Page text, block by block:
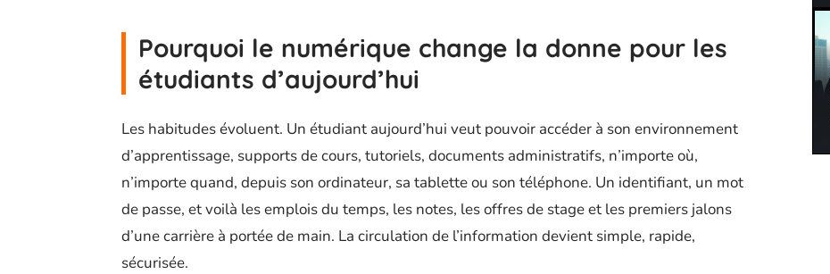
Pourquoi le numérique change la donne pour les
étudiants d’aujourd’hui
Les habitudes évoluent. Un étudiant aujourd’hui veut pouvoir accéder à son environnement
d’apprentissage, supports de cours, tutoriels, documents administratifs, n’importe où,
n’importe quand, depuis son ordinateur, sa tablette ou son téléphone. Un identifiant, un mot
de passe, et voilà les emplois du temps, les notes, les offres de stage et les premiers jalons
d’une carrière à portée de main. La circulation de l’information devient simple, rapide,
sécurisée.